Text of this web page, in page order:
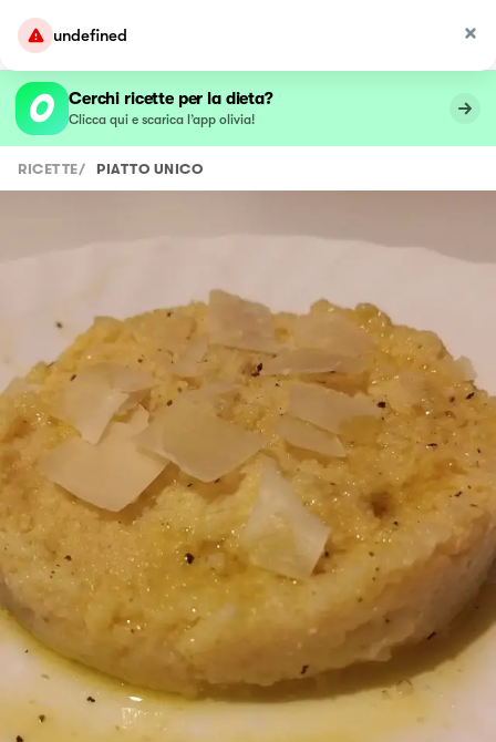
undefined
Cerchi ricette per la dieta?
Clicca qui e scarica l’app olivia!
RICETTE/ PIATTO UNICO